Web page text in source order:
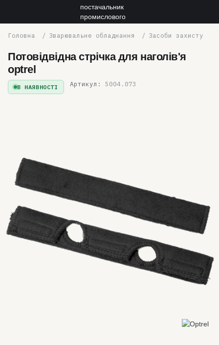
Зварювальне обладнання Засоби захисту
Потовідвідна стрічка для наголів'я
optrel
В НАЯВНОСТІ Артикул: 5004.073